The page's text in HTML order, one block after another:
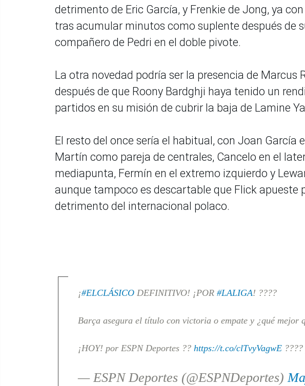
detrimento de Eric García, y Frenkie de Jong, ya
tras acumular minutos como suplente después de
compañero de Pedri en el doble pivote.
La otra novedad podría ser la presencia de Marcus
después de que Roony Bardghji haya tenido un
partidos en su misión de cubrir la baja de Lamine
El resto del once sería el habitual, con Joan García
Martín como pareja de centrales, Cancelo en el
mediapunta, Fermín en el extremo izquierdo y
aunque tampoco es descartable que Flick apueste
detrimento del internacional polaco.
¡#ELCLÁSICODEFINITIVO! ¡POR #LALIGA! ????
Barça asegura el título con victoria o empate y ¿qué mejor
¡HOY! por ESPN Deportes ?? https://t.co/clTvyVagwE????
— ESPN Deportes (@ESPNDeportes)